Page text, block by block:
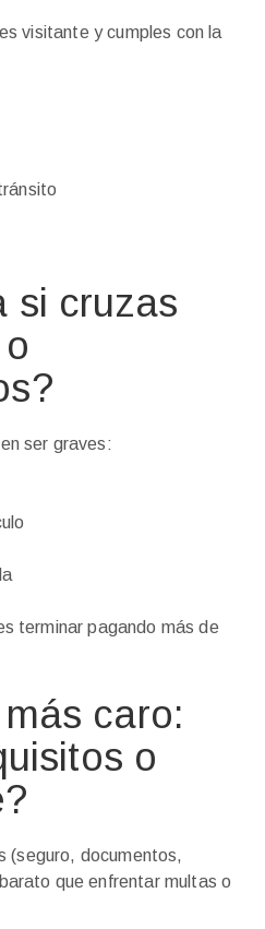
visitante y cumples con la
si cruzas
ser graves:
terminar pagando más de
caro:
o
(seguro, documentos,
que enfrentar multas o